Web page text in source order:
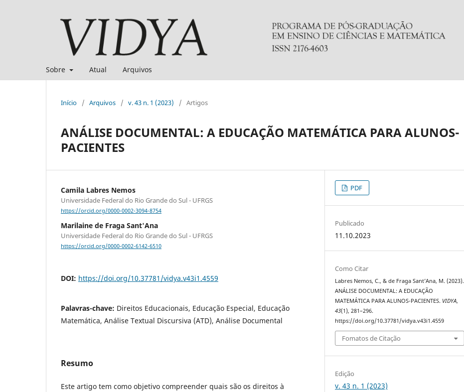
Sobre Atual Arquivos
Início / Arquivos / v. 43 n. 1 (2023) / Artigos
ANÁLISE DOCUMENTAL: A EDUCAÇÃO MATEMÁTICA PARA ALUNOS-
PACIENTES
Camila Labres Nemos
Universidade Federal do Rio Grande do Sul - UFRGS
https://orcid.org/0000-0002-3094-8754
Marilaine de Fraga Sant'Ana
Universidade Federal do Rio Grande do Sul - UFRGS
https://orcid.org/0000-0002-6142-6510
DOI: https://doi.org/10.37781/vidya.v43i1.4559
Palavras-chave: Direitos Educacionais, Educação Especial, Educação
Matemática, Análise Textual Discursiva (ATD), Análise Documental
Resumo
Este artigo tem como objetivo compreender quais são os direitos à
PDF
Publicado
11.10.2023
Como Citar
Labres Nemos, C., & de Fraga Sant’Ana, M. (2023).
ANÁLISE DOCUMENTAL: A EDUCAÇÃO
MATEMÁTICA PARA ALUNOS-PACIENTES. VIDYA,
43(1), 281–296.
https://doi.org/10.37781/vidya.v43i1.4559
Fomatos de Citação
Edição
v. 43 n. 1 (2023)